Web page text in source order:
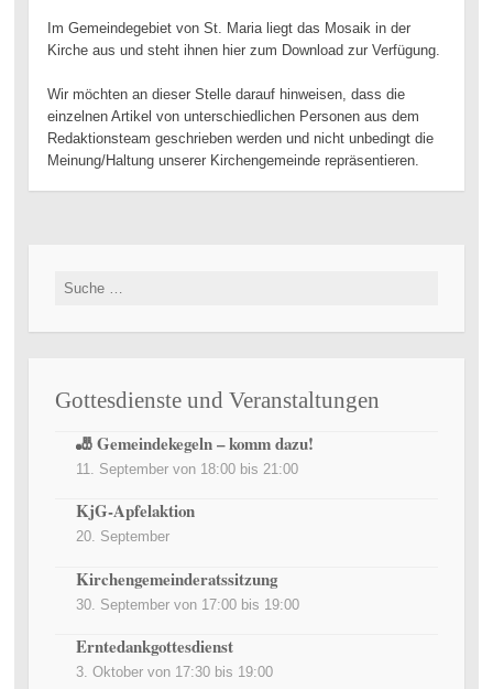
Im Gemeindegebiet von St. Maria liegt das Mosaik in der
Kirche aus und steht ihnen hier zum Download zur Verfügung.
Wir möchten an dieser Stelle darauf hinweisen, dass die
einzelnen Artikel von unterschiedlichen Personen aus dem
Redaktionsteam geschrieben werden und nicht unbedingt die
Meinung/Haltung unserer Kirchengemeinde repräsentieren.
Suche nach:
Gottesdienste und Veranstaltungen
🎳 Gemeindekegeln – komm dazu!
11. September von 18:00 bis 21:00
KjG-Apfelaktion
20. September
Kirchengemeinderatssitzung
30. September von 17:00 bis 19:00
Erntedankgottesdienst
3. Oktober von 17:30 bis 19:00